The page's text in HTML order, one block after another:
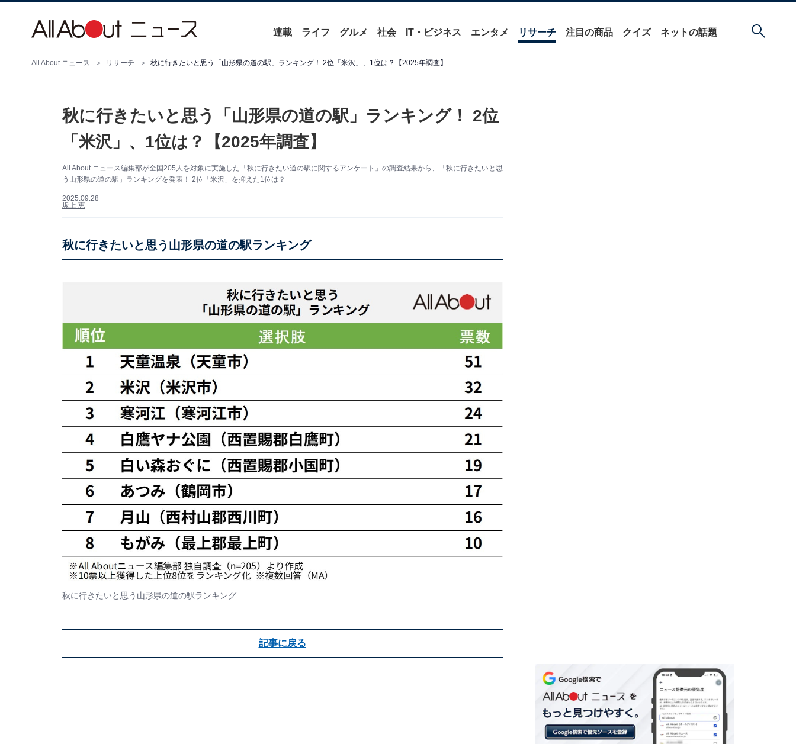
連載 ライフ グルメ 社会 IT・ビジネス エンタメ リサーチ 注目の商品 クイズ ネットの話題
All About ニュース リサーチ 秋に行きたいと思う「山形県の道の駅」ランキング！ 2位「米沢」、1位は？【2025年調査】
秋に行きたいと思う「山形県の道の駅」ランキング！ 2位
「米沢」、1位は？【2025年調査】
All About ニュース編集部が全国205人を対象に実施した「秋に行きたい道の駅に関するアンケート」の調査結果から、「秋に行きたいと思
う山形県の道の駅」ランキングを発表！ 2位「米沢」を抑えた1位は？
2025.09.28
坂上 恵
秋に行きたいと思う山形県の道の駅ランキング
秋に行きたいと思う山形県の道の駅ランキング
記事に戻る